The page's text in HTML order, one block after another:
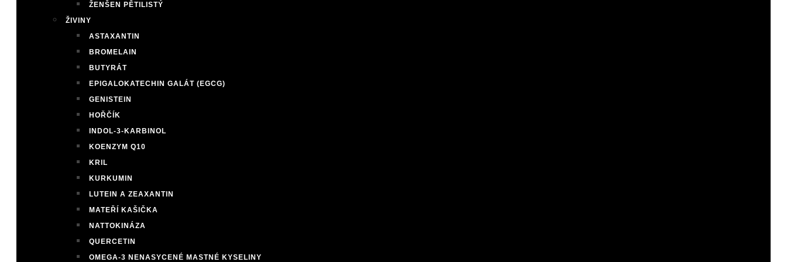
ŽENŠEN PĚTILISTÝ
ŽIVINY
ASTAXANTIN
BROMELAIN
BUTYRÁT
EPIGALOKATECHIN GALÁT (EGCG)
GENISTEIN
HOŘČÍK
INDOL-3-KARBINOL
KOENZYM Q10
KRIL
KURKUMIN
LUTEIN A ZEAXANTIN
MATEŘÍ KAŠIČKA
NATTOKINÁZA
QUERCETIN
OMEGA-3 NENASYCENÉ MASTNÉ KYSELINY